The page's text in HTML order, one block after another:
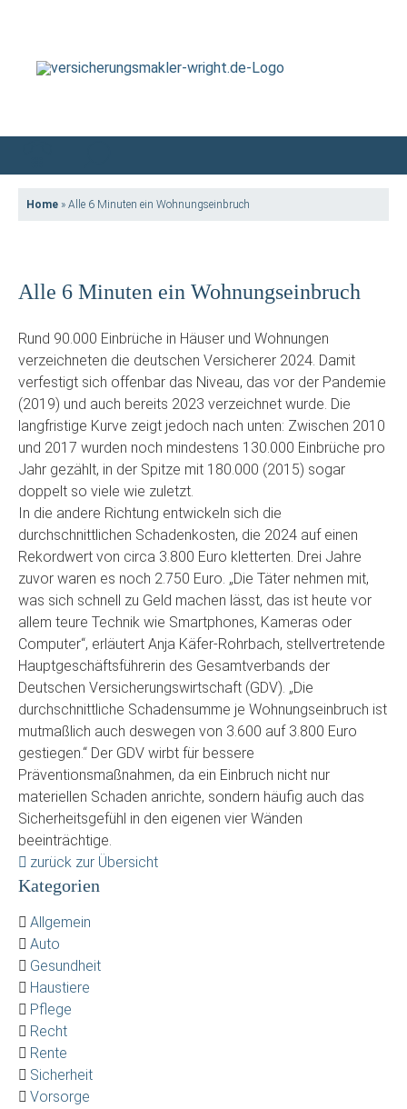
Home » Alle 6 Minuten ein Wohnungseinbruch
Alle 6 Minuten ein Wohnungseinbruch
Rund 90.000 Einbrüche in Häuser und Wohnungen
verzeichneten die deutschen Versicherer 2024. Damit
verfestigt sich offenbar das Niveau, das vor der Pandemie
(2019) und auch bereits 2023 verzeichnet wurde. Die
langfristige Kurve zeigt jedoch nach unten: Zwischen 2010
und 2017 wurden noch mindestens 130.000 Einbrüche pro
Jahr gezählt, in der Spitze mit 180.000 (2015) sogar
doppelt so viele wie zuletzt.
In die andere Richtung entwickeln sich die
durchschnittlichen Schadenkosten, die 2024 auf einen
Rekordwert von circa 3.800 Euro kletterten. Drei Jahre
zuvor waren es noch 2.750 Euro. „Die Täter nehmen mit,
was sich schnell zu Geld machen lässt, das ist heute vor
allem teure Technik wie Smartphones, Kameras oder
Computer“, erläutert Anja Käfer-Rohrbach, stellvertretende
Hauptgeschäftsführerin des Gesamtverbands der
Deutschen Versicherungswirtschaft (GDV). „Die
durchschnittliche Schadensumme je Wohnungseinbruch ist
mutmaßlich auch deswegen von 3.600 auf 3.800 Euro
gestiegen.“ Der GDV wirbt für bessere
Präventionsmaßnahmen, da ein Einbruch nicht nur
materiellen Schaden anrichte, sondern häufig auch das
Sicherheitsgefühl in den eigenen vier Wänden
beeinträchtige.
zurück zur Übersicht
Kategorien
Allgemein
Auto
Gesundheit
Haustiere
Pflege
Recht
Rente
Sicherheit
Vorsorge